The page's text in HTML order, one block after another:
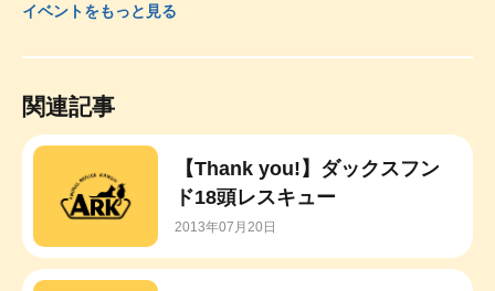
イベントをもっと見る
関連記事
【Thank you!】ダックスフン
ド18頭レスキュー
2013年07月20日